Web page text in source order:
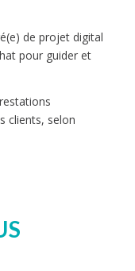
de projet digital
pour guider et
clients, selon